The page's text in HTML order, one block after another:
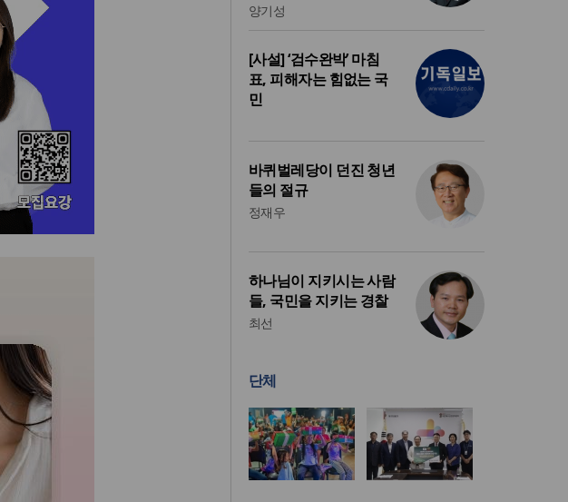
양기성
[사설] ‘검수완박’ 마침
표, 피해자는 힘없는 국
민
바퀴벌레당이 던진 청년
들의 절규
정재우
하나님이 지키시는 사람
들, 국민을 지키는 경찰
최선
단체